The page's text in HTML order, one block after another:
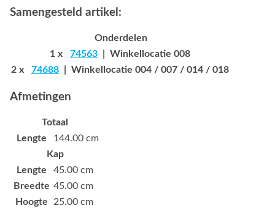
Samengesteld artikel:
Onderdelen
1 x 74563 | Winkellocatie 008
2 x 74688 | Winkellocatie 004 / 007 / 014 / 018
Afmetingen
Totaal
Lengte
144.00 cm
Kap
Lengte
45.00 cm
Breedte 45.00 cm
Hoogte
25.00 cm